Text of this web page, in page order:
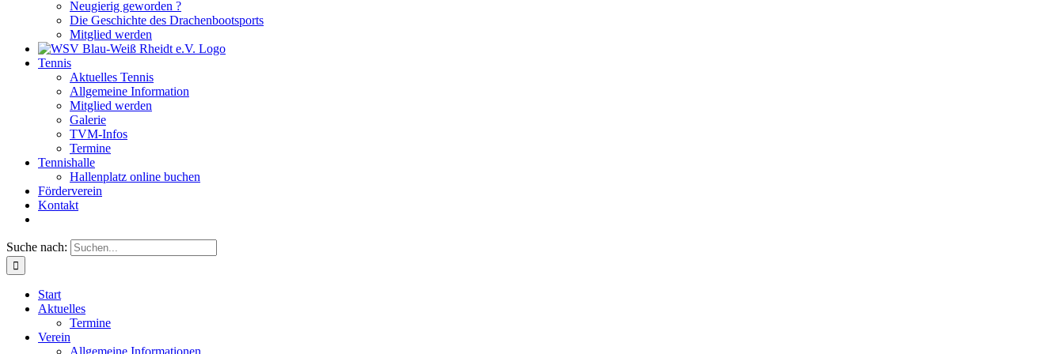
Neugierig geworden ?
Die Geschichte des Drachenbootsports
Mitglied werden
Tennis
Aktuelles Tennis
Allgemeine Information
Mitglied werden
Galerie
TVM-Infos
Termine
Tennishalle
Hallenplatz online buchen
Förderverein
Kontakt
Suche nach:
Start
Aktuelles
Termine
Verein
Allgemeine Informationen